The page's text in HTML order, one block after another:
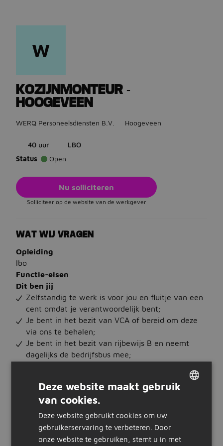
W
KOZIJNMONTEUR -
HOOGEVEEN
WERQ Personeelsdiensten B.V. Hoogeveen
40 uur
LBO
Status
Open
Nu solliciteren
Solliciteer op de website van de werkgever
WAT WIJ VRAGEN
Opleiding
lbo
Functie-eisen
Dit ben jij
Zelfstandig te werk is voor jou en fluitje van een
cent omdat je verantwoordelijk bent;
Je bent in het bezit van VCA of bereid om deze
via ons te behalen;
Je bent in het bezit van rijbewijs B en neemt
dagelijks de bedrijfsbus mee;
onbekend terrein! Ervaring als monteur? Dit is
een pré.
Dit bieden wij jou
Een fulltimebaan in de buitendienst voor langere
tijd, waar elke dag nieuwe uitdagingen op je
wachten! Dit wordt beloond met een aantrekkelijke
Deze website maakt gebruik
van cookies.
Deze website gebruikt cookies om uw
gebruikerservaring te verbeteren. Door
onze website te gebruiken, stemt u in met